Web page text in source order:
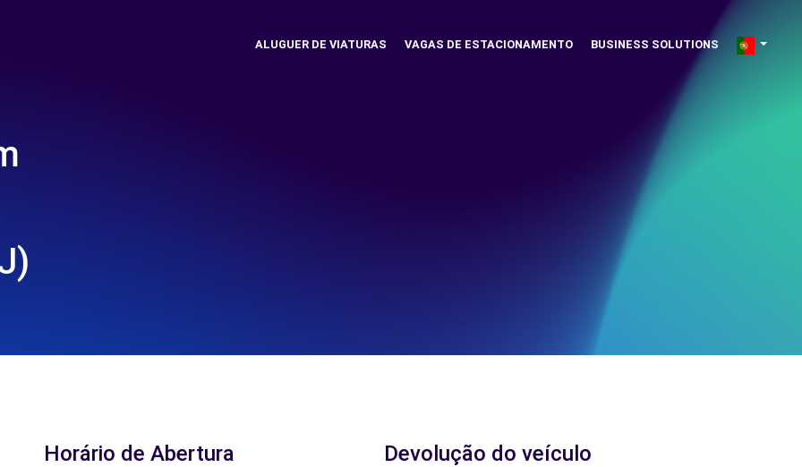
ALUGUER DE VIATURAS VAGAS DE ESTACIONAMENTO BUSINESS SOLUTIONS
Horário de Abertura Devolução do veículo